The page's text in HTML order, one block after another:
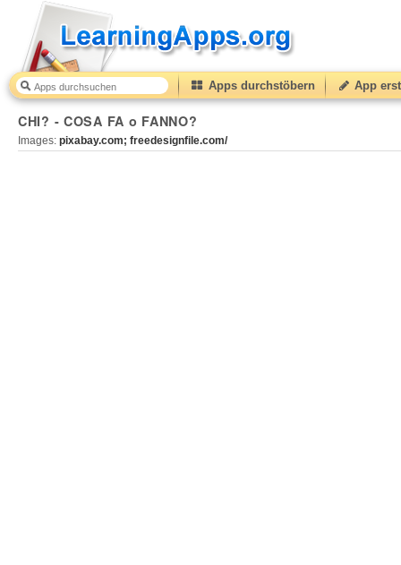
Apps durchstöbern App
CHI? - COSA FA o FANNO?
Images: pixabay.com; freedesignfile.com/